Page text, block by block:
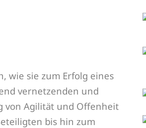
wie sie zum Erfolg eines
vernetzenden und
von Agilität und Offenheit
bis hin zum